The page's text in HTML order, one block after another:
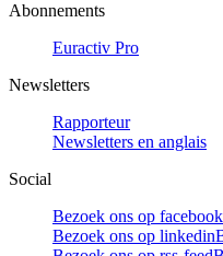
Abonnements
Euractiv Pro
Newsletters
Rapporteur
Newsletters en anglais
Social
Bezoek ons op facebook
Bezoek ons op linkedin